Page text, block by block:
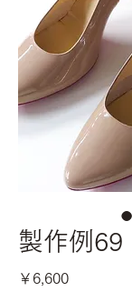
製作例69
￥6,600価